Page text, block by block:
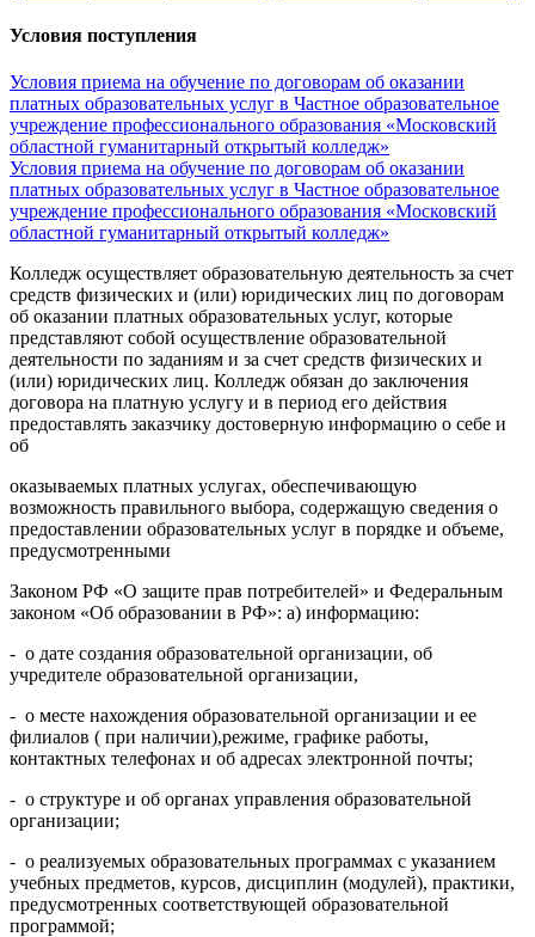
Условия поступления
Условия приема на обучение по договорам об оказании
платных образовательных услуг в Частное образовательное
учреждение профессионального образования «Московский
областной гуманитарный открытый колледж»
Условия приема на обучение по договорам об оказании
платных образовательных услуг в Частное образовательное
учреждение профессионального образования «Московский
областной гуманитарный открытый колледж»
Колледж осуществляет образовательную деятельность за счет
средств физических и (или) юридических лиц по договорам
об оказании платных образовательных услуг, которые
представляют собой осуществление образовательной
деятельности по заданиям и за счет средств физических и
(или) юридических лиц. Колледж обязан до заключения
договора на платную услугу и в период его действия
предоставлять заказчику достоверную информацию о себе и
об
оказываемых платных услугах, обеспечивающую
возможность правильного выбора, содержащую сведения о
предоставлении образовательных услуг в порядке и объеме,
предусмотренными
Законом РФ «О защите прав потребителей» и Федеральным
законом «Об образовании в РФ»: а) информацию:
- о дате создания образовательной организации, об
учредителе образовательной организации,
- о месте нахождения образовательной организации и ее
филиалов ( при наличии),режиме, графике работы,
контактных телефонах и об адресах электронной почты;
- о структуре и об органах управления образовательной
организации;
- о реализуемых образовательных программах с указанием
учебных предметов, курсов, дисциплин (модулей), практики,
предусмотренных соответствующей образовательной
программой;